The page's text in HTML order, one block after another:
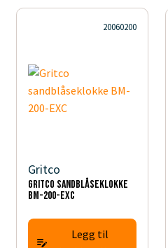
20060200
Gritco
Gritco sandblåseklokke
BM-200-EXC
Legg til